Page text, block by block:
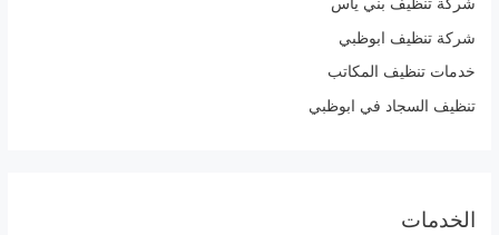
شركة تنظيف ابوظبي
خدمات تنظيف المكاتب
تنظيف السجاد في ابوظبي
الخدمات